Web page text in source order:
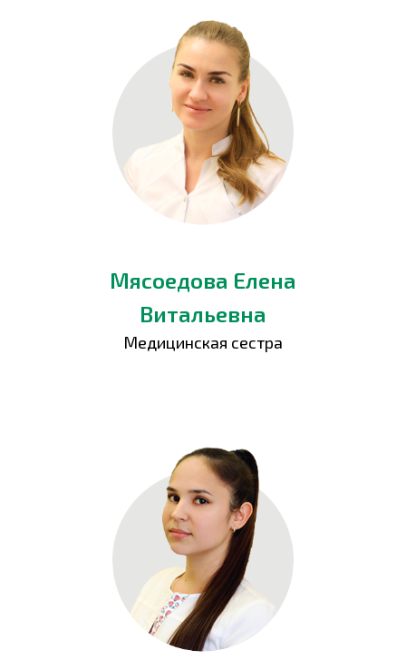
Мясоедова Елена
Витальевна
Медицинская сестра